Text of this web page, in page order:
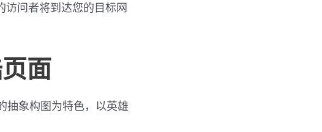
问者将到达您的目标网
面
抽象构图为特色，以英雄